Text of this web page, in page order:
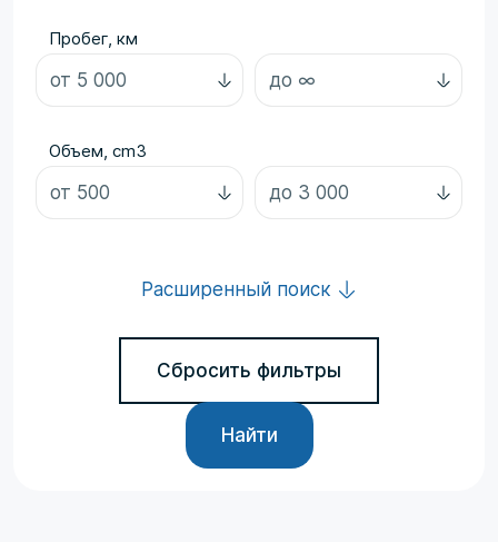
Пробег, км
Объем, cm3
Расширенный поиск
Сбросить фильтры
Найти